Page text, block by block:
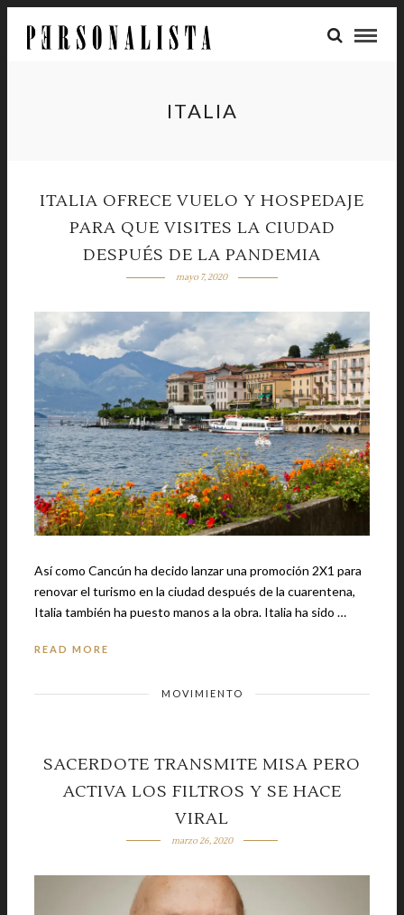
ITALIA
ITALIA OFRECE VUELO Y HOSPEDAJE
PARA QUE VISITES LA CIUDAD
DESPUÉS DE LA PANDEMIA
mayo 7, 2020
Así como Cancún ha decido lanzar una promoción 2X1 para
renovar el turismo en la ciudad después de la cuarentena,
Italia también ha puesto manos a la obra. Italia ha sido …
READ MORE
MOVIMIENTO
SACERDOTE TRANSMITE MISA PERO
ACTIVA LOS FILTROS Y SE HACE
VIRAL
marzo 26, 2020